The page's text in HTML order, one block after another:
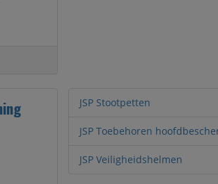
JSP Stootpetten
JSP Toebehoren
JSP Veiligheidshelmen